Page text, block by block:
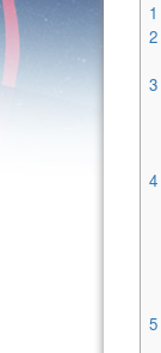
1
2
3
4
5